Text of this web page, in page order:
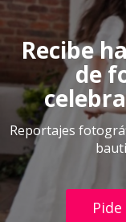
Recibe
de
Reportajes